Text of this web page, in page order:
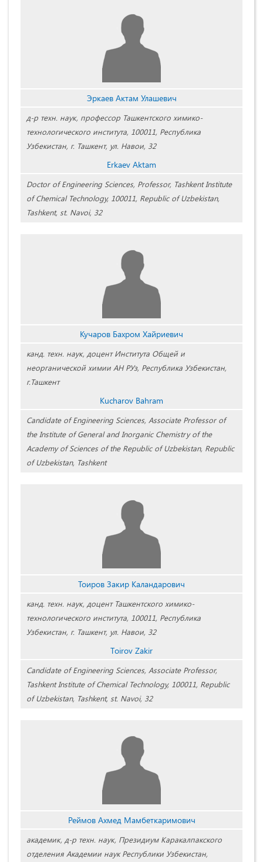
Эркаев Актам Улашевич
д-р техн. наук, профессор Ташкентского химико-
технологического института, 100011, Республика
Узбекистан, г. Ташкент, ул. Навои, 32
Erkaev Aktam
Doctor of Engineering Sciences, Professor, Tashkent Institute
of Chemical Technology, 100011, Republic of Uzbekistan,
Tashkent, st. Navoi, 32
Кучаров Бахром Хайриевич
канд. техн. наук, доцент Института Общей и
неорганической химии АН РУз, Республика Узбекистан,
г.Ташкент
Kucharov Bahram
Candidate of Engineering Sciences, Associate Professor of
the Institute of General and Inorganic Chemistry of the
Academy of Sciences of the Republic of Uzbekistan, Republic
of Uzbekistan, Tashkent
Тоиров Закир Каландарович
канд. техн. наук, доцент Ташкентского химико-
технологического института, 100011, Республика
Узбекистан, г. Ташкент, ул. Навои, 32
Tоirov Zakir
Candidate of Engineering Sciences, Associate Professor,
Tashkent Institute of Chemical Technology, 100011, Republic
of Uzbekistan, Tashkent, st. Navoi, 32
Реймов Ахмед Мамбеткаримович
академик, д-р техн. наук, Президиум Каракалпакского
отделения Академии наук Республики Узбекистан,